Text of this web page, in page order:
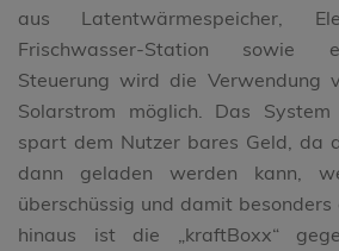
aus Latentwärmespeicher,
Frischwasser-Station sowie
Steuerung wird die Verwendung
Solarstrom möglich. Das
spart dem Nutzer bares Geld, da
dann geladen werden kann,
überschüssig und damit
hinaus ist die „kraftBoxx“